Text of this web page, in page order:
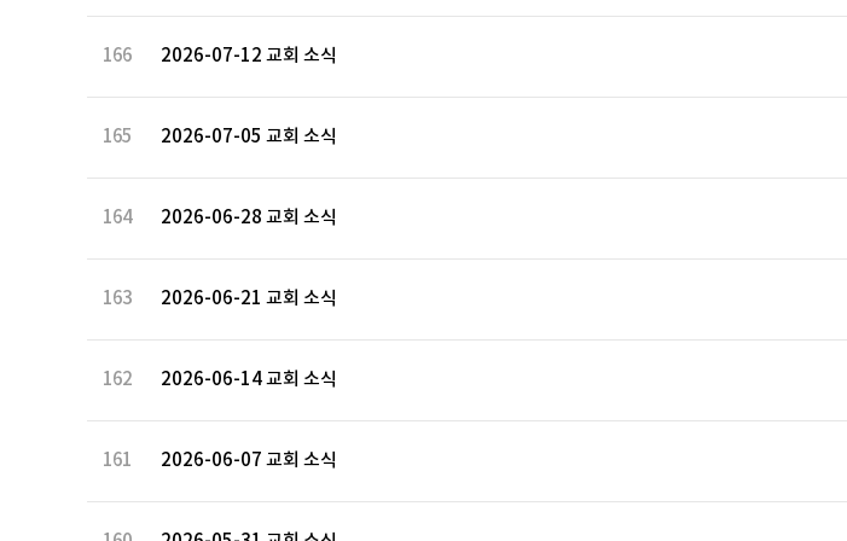
166 2026-07-12 교회 소식
165 2026-07-05 교회 소식
164 2026-06-28 교회 소식
163 2026-06-21 교회 소식
162 2026-06-14 교회 소식
161 2026-06-07 교회 소식